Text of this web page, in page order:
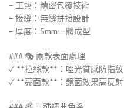
– 工藝：精密包覆技術
– 接縫：無縫拼接設計
– 厚度：5mm一體成型
### 🎭 兩款表面處理
✓ **拉絲款**：啞光質感防指紋
✓ **亮面款**：鏡面效果高反射